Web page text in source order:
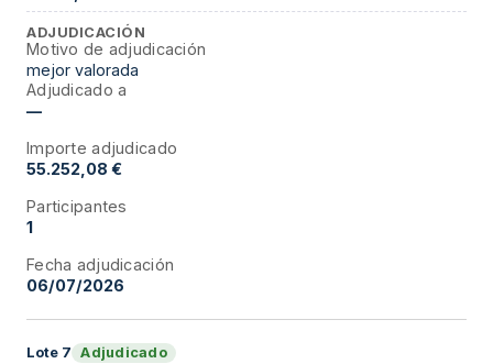
ADJUDICACIÓN
Motivo de adjudicación
mejor valorada
Adjudicado a
—
Importe adjudicado
55.252,08 €
Participantes
1
Fecha adjudicación
06/07/2026
Lote 7 Adjudicado